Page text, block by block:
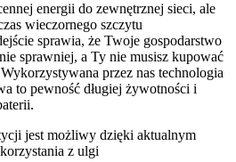
energii do zewnętrznej sieci, ale
wieczornego szczytu
sprawia, że Twoje gospodarstwo
sprawniej, a Ty nie musisz kupować
przez nas technologia
to pewność długiej żywotności i
jest możliwy dzięki aktualnym
z ulgi